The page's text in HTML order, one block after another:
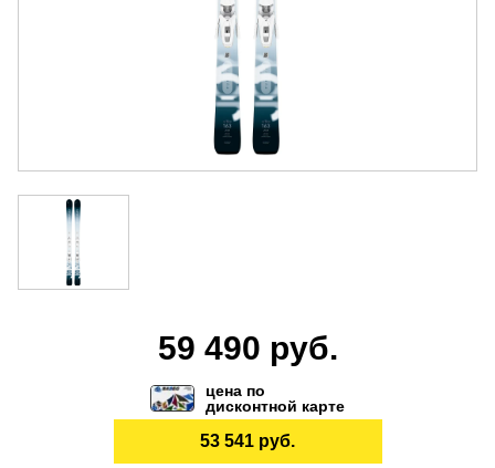
59 490 руб.
цена по
дисконтной карте
53 541 руб.